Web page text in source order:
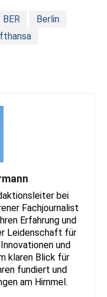
BER
Berlin
bei
Fachjournalist
Erfahrung und
Leidenschaft für
und
klaren Blick für
fundiert und
am Himmel.